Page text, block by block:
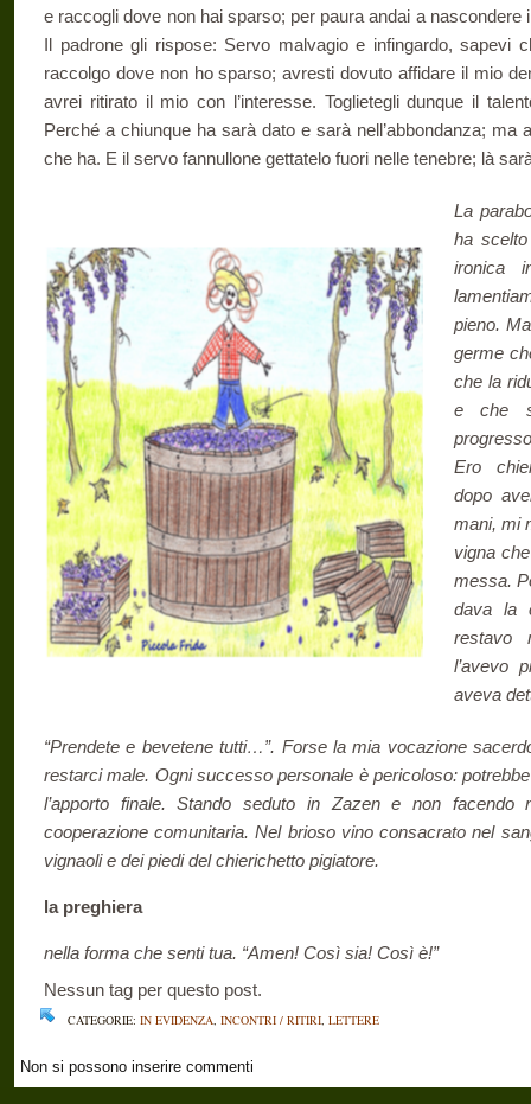
e raccogli dove non hai sparso; per paura andai a nascondere
Il padrone gli rispose: Servo malvagio e infingardo, sapevi
raccolgo dove non ho sparso; avresti dovuto affidare il mio
avrei ritirato il mio con l’interesse. Toglietegli dunque il
Perché a chiunque ha sarà dato e sarà nell’abbondanza; ma
che ha. E il servo fannullone gettatelo fuori nelle tenebre; là
La
ha
ironica
pieno.
germe
che la
e che
Ero
dopo
mani, mi
vigna
messa.
dava la
restavo
l’avevo
aveva
“Prendete e bevetene tutti…”. Forse la mia vocazione
restarci male. Ogni successo personale è pericoloso:
l’apporto finale. Stando seduto in Zazen e non
cooperazione comunitaria. Nel brioso vino consacrato nel
vignaoli e dei piedi del chierichetto pigiatore.
la preghiera
nella forma che senti tua. “Amen! Così sia! Così è!”
Nessun tag per questo post.
CATEGORIE: IN EVIDENZA, INCONTRI / RITIRI, LETTERE
Non si possono inserire commenti